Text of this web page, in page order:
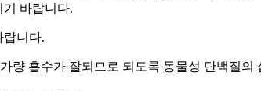
바랍니다.
랍니다.
량 흡수가 잘되므로 되도록 동물성 단백질